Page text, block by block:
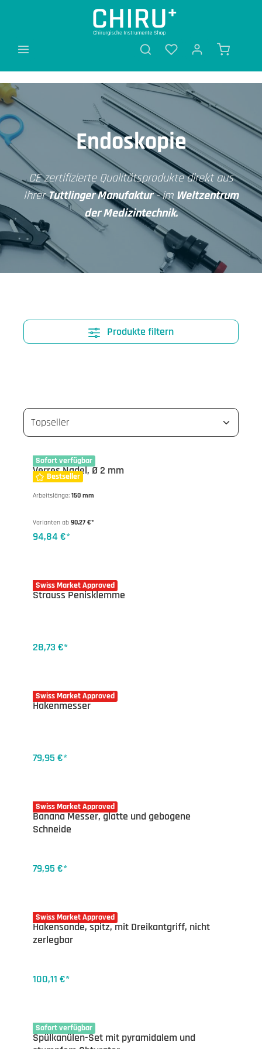
Endoskopie
CE zertifizierte Qualitätsprodukte direkt aus
IhrerTuttlinger Manufaktur- im Weltzentrum
der Medizintechnik.
Produkte filtern
Sofort verfügbar
Bestseller
10-1111
Verres Nadel, Ø 2 mm
Arbeitslänge: 150 mm
Varianten ab 90,27 €*
94,84 €*
Swiss Market Approved
32-4420
Strauss Penisklemme
28,73 €*
Swiss Market Approved
17-1800
Hakenmesser
79,95 €*
Swiss Market Approved
17-1815
Banana Messer, glatte und gebogene
Schneide
79,95 €*
Swiss Market Approved
17-1824DK
Hakensonde, spitz, mit Dreikantgriff, nicht
zerlegbar
100,11 €*
Sofort verfügbar
17-1791
Spülkanülen-Set mit pyramidalem und